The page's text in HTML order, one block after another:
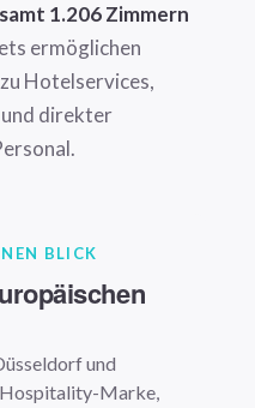
1.206 Zimmern
ermöglichen
Hotelservices,
direkter
BLICK
und
Hospitality-Marke,